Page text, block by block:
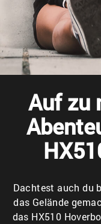
Auf zu
Dachtest auch du
das Gelände
das HX510